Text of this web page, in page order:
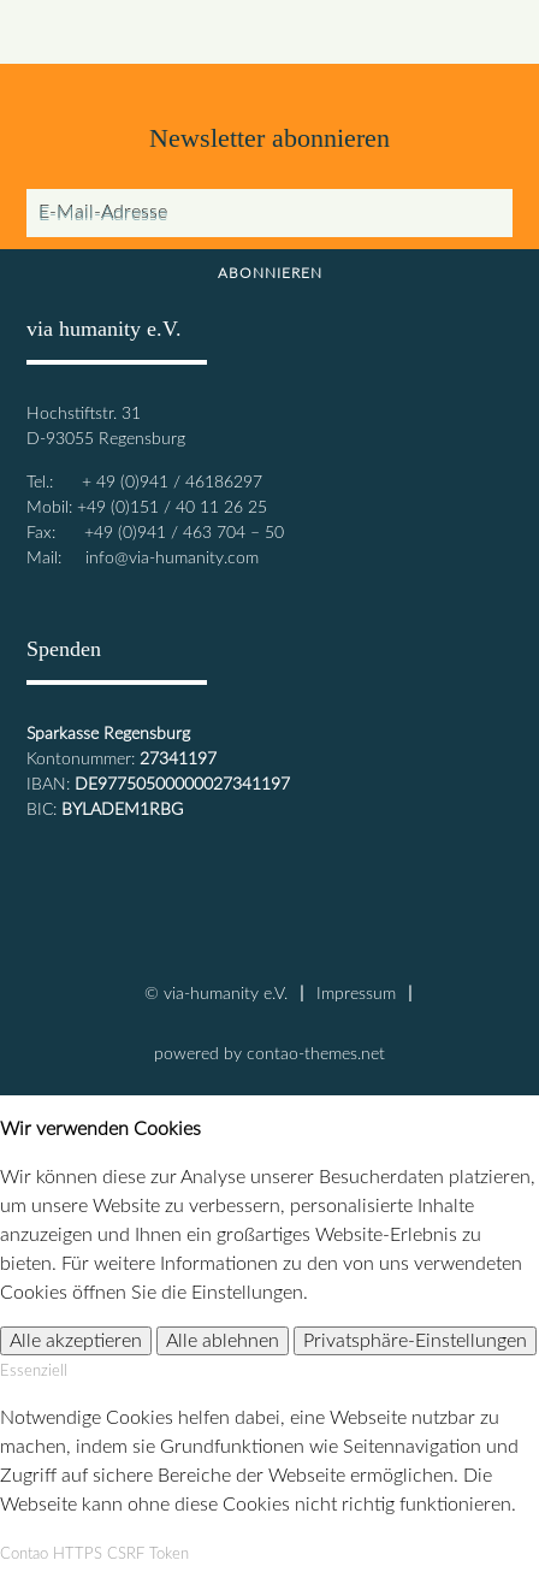
Newsletter abonnieren
E-Mail-Adresse
ABONNIEREN
via humanity e.V.
Hochstiftstr. 31
D-93055 Regensburg
Tel.: + 49 (0)941 / 46186297
Mobil: +49 (0)151 / 40 11 26 25
Fax: +49 (0)941 / 463 704 – 50
Mail: info@via-humanity.com
Spenden
Sparkasse Regensburg
Kontonummer: 27341197
IBAN: DE97750500000027341197
BIC: BYLADEM1RBG
© via-humanity e.V. Impressum
powered by contao-themes.net
Wir verwenden Cookies
Wir können diese zur Analyse unserer Besucherdaten platzieren,
um unsere Website zu verbessern, personalisierte Inhalte
anzuzeigen und Ihnen ein großartiges Website-Erlebnis zu
bieten. Für weitere Informationen zu den von uns verwendeten
Cookies öffnen Sie die Einstellungen.
Alle akzeptieren Alle ablehnen Privatsphäre-Einstellungen
Essenziell
Notwendige Cookies helfen dabei, eine Webseite nutzbar zu
machen, indem sie Grundfunktionen wie Seitennavigation und
Zugriff auf sichere Bereiche der Webseite ermöglichen. Die
Webseite kann ohne diese Cookies nicht richtig funktionieren.
Contao HTTPS CSRF Token